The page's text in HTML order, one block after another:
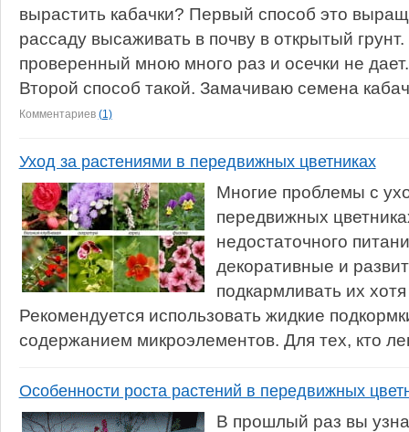
вырастить кабачки? Первый способ это
рассаду высаживать в почву в открытый
проверенный мною много раз и осечки не
Второй способ такой. Замачиваю семена
Комментариев (1)
Уход за растениями в передвижных цветниках
Многие проблемы с
передвижных
недостаточного
декоративные и
подкармливать их
Рекомендуется использовать жидкие
содержанием микроэлементов. Для тех, кто
Особенности роста растений в передвижных
В прошлый раз вы